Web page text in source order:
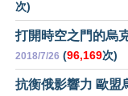
次)
打開時空之門的烏
2018/7/26 (96,169次)
抗衡俄影響力 歐盟